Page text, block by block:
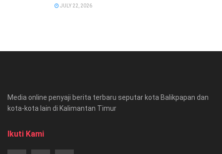
JULY 22, 2026
Media online penyaji berita terbaru seputar kota Balikpapan dan
kota-kota lain di Kalimantan Timur
Ikuti Kami